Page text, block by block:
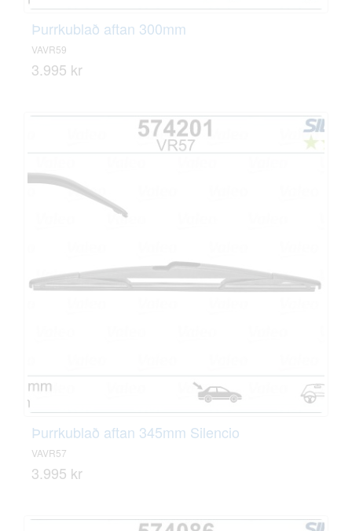
Þurrkublað aftan 300mm
VAVR59
3.995 kr
Þurrkublað aftan 345mm Silencio
VAVR57
3.995 kr